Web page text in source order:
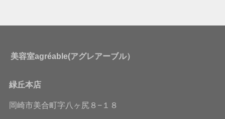
美容室agréable(アグレアーブル）
緑丘本店
岡崎市美合町字八ヶ尻８−１８